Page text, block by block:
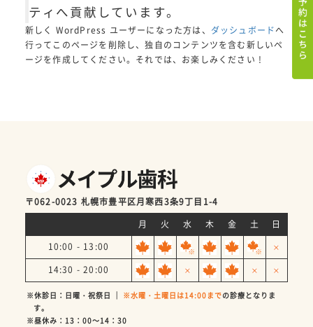
ティへ貢献しています。
新しく WordPress ユーザーになった方は、 ダッシュボードへ
行ってこのページを削除し、独自のコンテンツを含む新しいペ
ージを作成してください。それでは、お楽しみください !
〒062-0023 札幌市豊平区月寒西3条9丁目1-4
月
火 水 木 金 土
日
10:00 - 13:00
14:30 - 20:00
※休診日：日曜・祝祭日 ｜ ※水曜・土曜日は14:00までの診療となりま
す。
※昼休み：13：00～14：30